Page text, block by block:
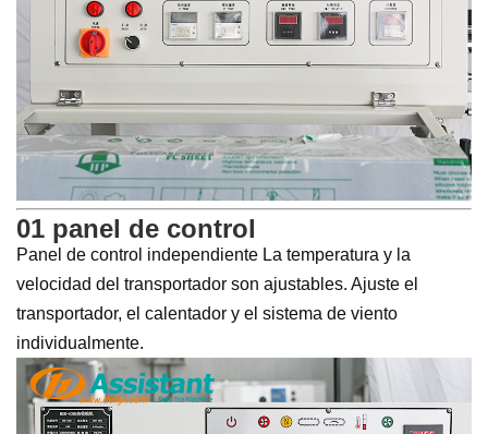
01 panel de control
Panel de control independiente La temperatura y la
velocidad del transportador son ajustables. Ajuste el
transportador, el calentador y el sistema de viento
individualmente.